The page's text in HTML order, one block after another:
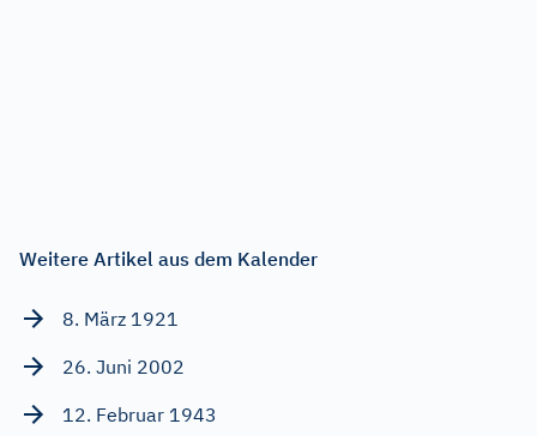
Weitere Artikel aus dem Kalender
8. März 1921
26. Juni 2002
12. Februar 1943